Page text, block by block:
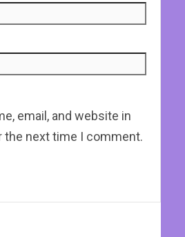
email, and website in
next time I comment.